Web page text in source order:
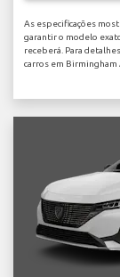
As especificações
garantir o modelo
receberá. Para
carros em Birmingham